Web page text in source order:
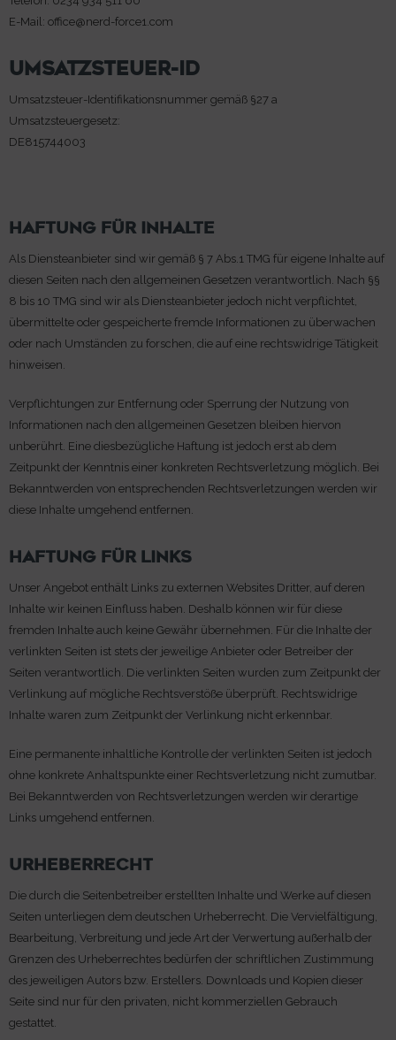
E-Mail: office@nerd-force1.com
UMSATZSTEUER-ID
Umsatzsteuer-Identifikationsnummer gemäß §27 a
Umsatzsteuergesetz:
DE815744003
HAFTUNG FÜR INHALTE
Als Diensteanbieter sind wir gemäß § 7 Abs.1 TMG für eigene Inhalte auf
diesen Seiten nach den allgemeinen Gesetzen verantwortlich. Nach §§
8 bis 10 TMG sind wir als Diensteanbieter jedoch nicht verpflichtet,
übermittelte oder gespeicherte fremde Informationen zu überwachen
oder nach Umständen zu forschen, die auf eine rechtswidrige Tätigkeit
hinweisen.
Verpflichtungen zur Entfernung oder Sperrung der Nutzung von
Informationen nach den allgemeinen Gesetzen bleiben hiervon
unberührt. Eine diesbezügliche Haftung ist jedoch erst ab dem
Zeitpunkt der Kenntnis einer konkreten Rechtsverletzung möglich. Bei
Bekanntwerden von entsprechenden Rechtsverletzungen werden wir
diese Inhalte umgehend entfernen.
HAFTUNG FÜR LINKS
Unser Angebot enthält Links zu externen Websites Dritter, auf deren
Inhalte wir keinen Einfluss haben. Deshalb können wir für diese
fremden Inhalte auch keine Gewähr übernehmen. Für die Inhalte der
verlinkten Seiten ist stets der jeweilige Anbieter oder Betreiber der
Seiten verantwortlich. Die verlinkten Seiten wurden zum Zeitpunkt der
Verlinkung auf mögliche Rechtsverstöße überprüft. Rechtswidrige
Inhalte waren zum Zeitpunkt der Verlinkung nicht erkennbar.
Eine permanente inhaltliche Kontrolle der verlinkten Seiten ist jedoch
ohne konkrete Anhaltspunkte einer Rechtsverletzung nicht zumutbar.
Bei Bekanntwerden von Rechtsverletzungen werden wir derartige
Links umgehend entfernen.
URHEBERRECHT
Die durch die Seitenbetreiber erstellten Inhalte und Werke auf diesen
Seiten unterliegen dem deutschen Urheberrecht. Die Vervielfältigung,
Bearbeitung, Verbreitung und jede Art der Verwertung außerhalb der
Grenzen des Urheberrechtes bedürfen der schriftlichen Zustimmung
des jeweiligen Autors bzw. Erstellers. Downloads und Kopien dieser
Seite sind nur für den privaten, nicht kommerziellen Gebrauch
gestattet.